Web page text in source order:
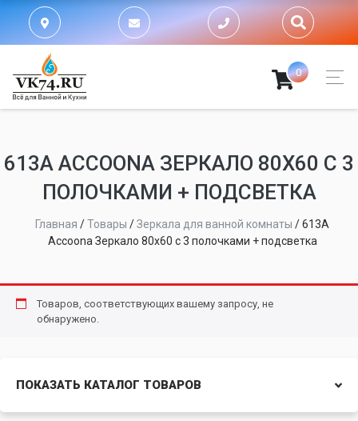
0
613А ACCOONA ЗЕРКАЛО 80X60 С 3
ПОЛОЧКАМИ + ПОДСВЕТКА
Главная /Товары /Зеркала для ванной комнаты /613А
Accoona Зеркало 80x60 с 3 полочками + подсветка
Товаров, соответствующих вашему запросу, не
обнаружено.
ПОКАЗАТЬ КАТАЛОГ ТОВАРОВ